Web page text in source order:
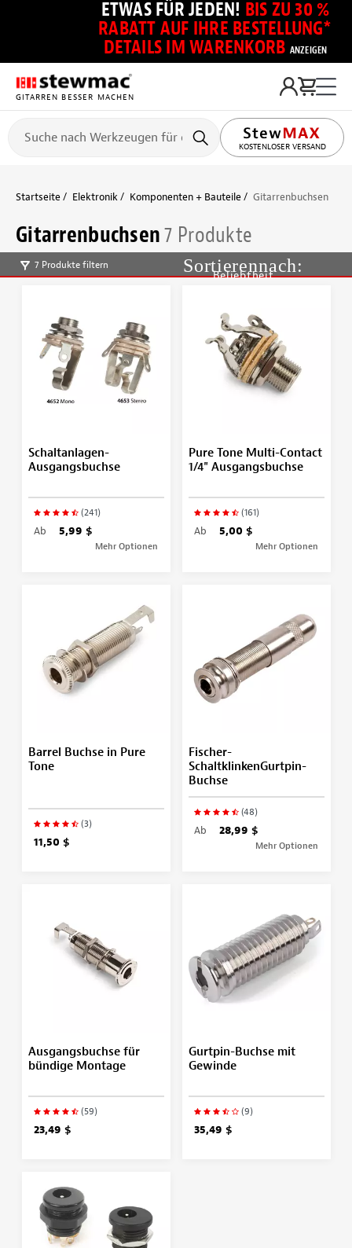
ETWAS FÜR JEDEN! BIS ZU 30 %
RABATT AUF IHRE BESTELLUNG*
DETAILS IM WARENKORB ANZEIGEN
GITARREN BESSER MACHEN
KOSTENLOSER VERSAND
Startseite Elektronik Komponenten + Bauteile Gitarrenbuchsen
Gitarrenbuchsen7 Produkte
7 Produkte filtern
Beliebtheit
Schaltanlagen-
Ausgangsbuchse
(241)
Ab 5,99 $
Mehr Optionen
Pure Tone Multi-Contact
1/4" Ausgangsbuchse
(161)
Ab 5,00 $
Mehr Optionen
Barrel Buchse in Pure
Tone
(3)
11,50 $
Fischer-
SchaltklinkenGurtpin-
Buchse
(48)
Ab 28,99 $
Mehr Optionen
Ausgangsbuchse für
bündige Montage
(59)
23,49 $
Gurtpin-Buchse mit
Gewinde
(9)
35,49 $